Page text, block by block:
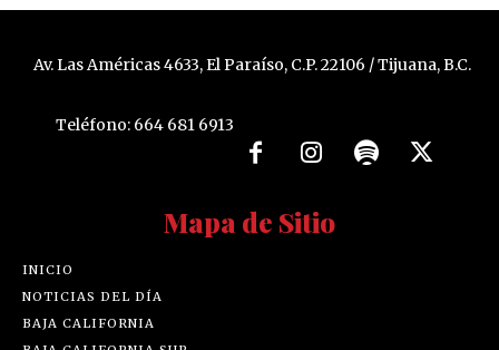
Av. Las Américas 4633, El Paraíso, C.P. 22106 / Tijuana, B.C.
Teléfono: 664 681 6913
Mapa de Sitio
INICIO
NOTICIAS DEL DÍA
BAJA CALIFORNIA